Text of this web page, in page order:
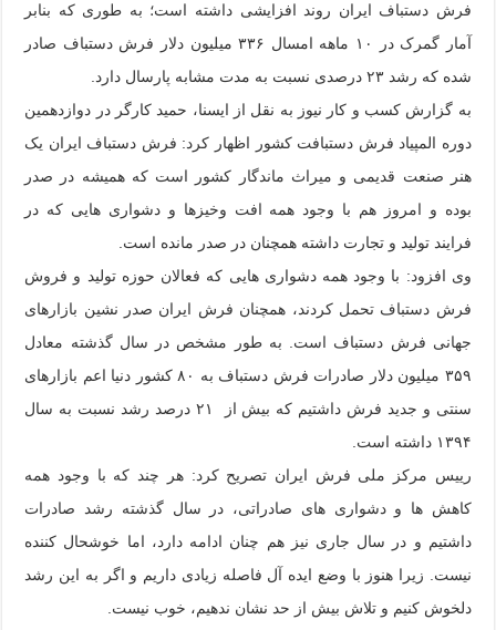
فرش دستباف ایران روند افزایشی داشته است؛ به طوری که بنابر
آمار گمرک در ۱۰ ماهه امسال ۳۳۶ میلیون دلار فرش دستباف صادر
شده که رشد ۲۳ درصدی نسبت به مدت مشابه پارسال دارد.
به گزارش کسب و کار نیوز به نقل از ایسنا، حمید کارگر در دوازدهمین
دوره المپیاد فرش دستبافت کشور اظهار کرد: فرش دستباف ایران یک
هنر صنعت قدیمی و میراث ماندگار کشور است که همیشه در صدر
بوده و امروز هم با وجود همه افت وخیزها و دشواری هایی که در
فرایند تولید و تجارت داشته همچنان در صدر مانده است.
وی افزود: با وجود همه دشواری هایی که فعالان حوزه تولید و فروش
فرش دستباف تحمل کردند، همچنان فرش ایران صدر نشین بازارهای
جهانی فرش دستباف است. به طور مشخص در سال گذشته معادل
۳۵۹ میلیون دلار صادرات فرش دستباف به ۸۰ کشور دنیا اعم بازارهای
سنتی و جدید فرش داشتیم که بیش از ۲۱ درصد رشد نسبت به سال
۱۳۹۴ داشته است.
رییس مرکز ملی فرش ایران تصریح کرد: هر چند که با وجود همه
کاهش ها و دشواری های صادراتی، در سال گذشته رشد صادرات
داشتیم و در سال جاری نیز هم چنان ادامه دارد، اما خوشحال کننده
نیست. زیرا هنوز با وضع ایده آل فاصله زیادی داریم و اگر به این رشد
دلخوش کنیم و تلاش بیش از حد نشان ندهیم، خوب نیست.